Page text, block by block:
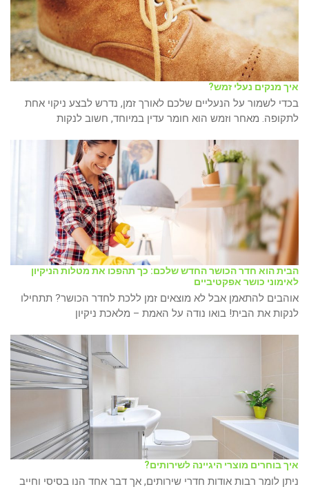
איך מנקים נעלי זמש?
בכדי לשמור על הנעליים שלכם לאורך זמן, נדרש לבצע ניקוי אחת
לתקופה. מאחר וזמש הוא חומר עדין במיוחד, חשוב לנקות
הבית הוא חדר הכושר החדש שלכם: כך תהפכו את מטלות הניקיון
לאימוני כושר אפקטיביים
אוהבים להתאמן אבל לא מוצאים זמן ללכת לחדר הכושר? תתחילו
לנקות את הבית! בואו נודה על האמת – מלאכת ניקיון
איך בוחרים מוצרי היגיינה לשירותים?
ניתן לומר רבות אודות חדרי שירותים, אך דבר אחד הנו בסיסי וחייב